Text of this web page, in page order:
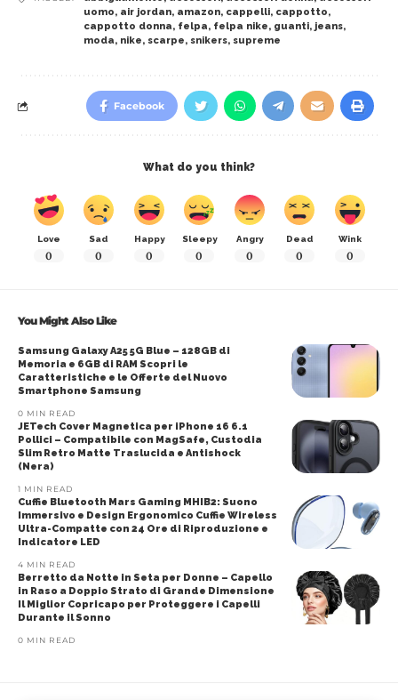
uomo, air jordan, amazon, cappelli, cappotto,
cappotto donna, felpa, felpa nike, guanti, jeans,
moda, nike, scarpe, snikers, supreme
Facebook
What do you think?
Love
0
Sad
0
Happy
0
Sleepy
0
Angry
0
Dead
0
Wink
0
You Might Also Like
Samsung Galaxy A25 5G Blue – 128GB di
Memoria e 6GB di RAM Scopri le
Caratteristiche e le Offerte del Nuovo
Smartphone Samsung
0 MIN READ
JETech Cover Magnetica per iPhone 16 6.1
Pollici – Compatibile con MagSafe, Custodia
Slim Retro Matte Traslucida e Antishock
(Nera)
1 MIN READ
Cuffie Bluetooth Mars Gaming MHIB2: Suono
Immersivo e Design Ergonomico Cuffie Wireless
Ultra-Compatte con 24 Ore di Riproduzione e
Indicatore LED
4 MIN READ
Berretto da Notte in Seta per Donne – Capello
in Raso a Doppio Strato di Grande Dimensione
Il Miglior Copricapo per Proteggere i Capelli
Durante il Sonno
0 MIN READ